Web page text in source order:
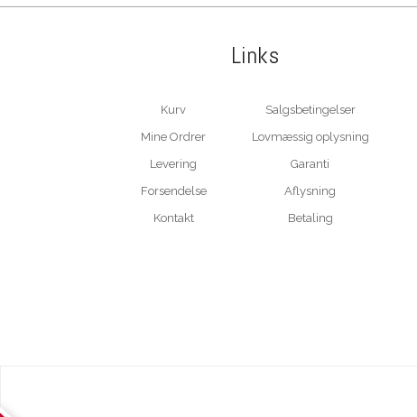
Links
Kurv
Mine Ordrer
Levering
Forsendelse
Kontakt
Salgsbetingelser
Lovmæssig oplysning
Garanti
Aflysning
Betaling